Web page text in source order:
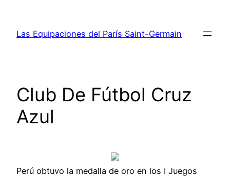
contenido
Las Equipaciones del París Saint-Germain
Club De Fútbol Cruz
Azul
Perú obtuvo la medalla de oro en los I Juegos